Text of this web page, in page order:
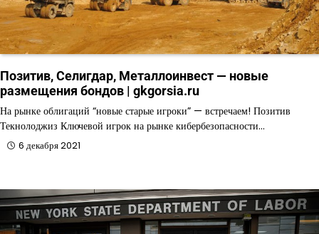
Позитив, Селигдар, Металлоинвест — новые
размещения бондов | gkgorsia.ru
На рынке облигаций “новые старые игроки” — встречаем! Позитив
Текнолоджиз Ключевой игрок на рынке кибербезопасности…
6 декабря 2021